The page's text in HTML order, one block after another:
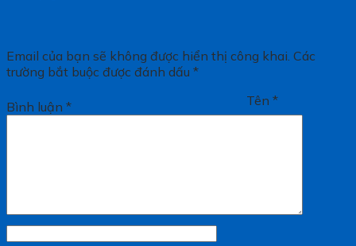
Email của bạn sẽ không được hiển thị công khai. Các
trường bắt buộc được đánh dấu *
Bình luận * Tên*